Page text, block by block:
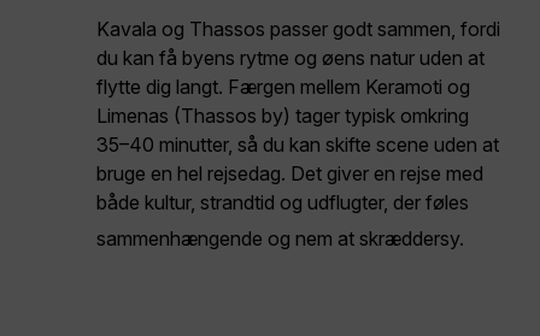
Kavala og Thassos passer godt sammen, fordi
du kan få byens rytme og øens natur uden at
flytte dig langt. Færgen mellem Keramoti og
Limenas (Thassos by) tager typisk omkring
35–40 minutter, så du kan skifte scene uden at
bruge en hel rejsedag. Det giver en rejse med
både kultur, strandtid og udflugter, der føles
sammenhængende og nem at skræddersy.